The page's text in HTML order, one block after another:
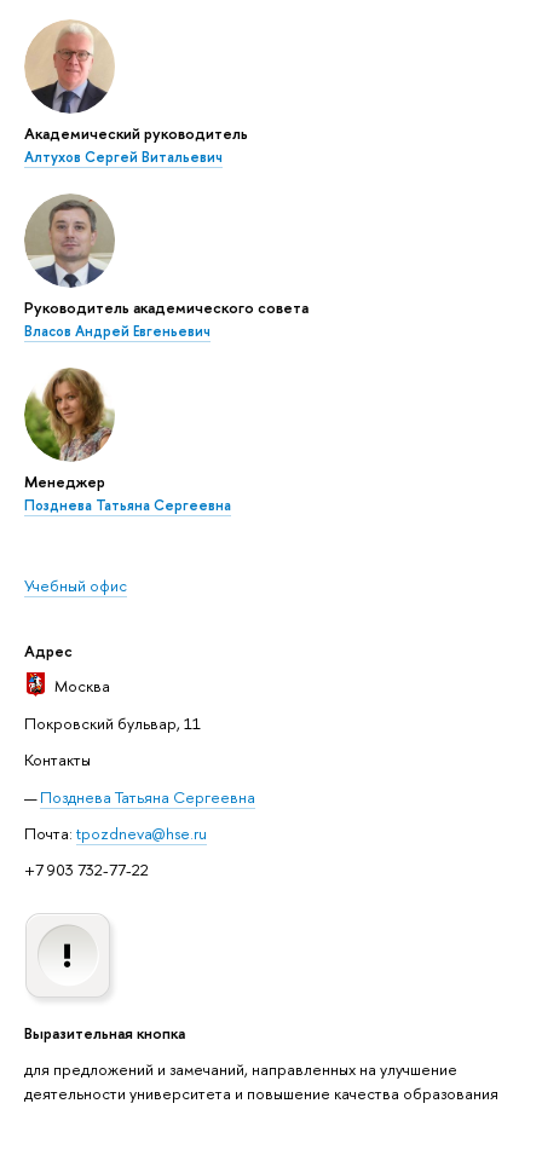
Академический руководитель
Алтухов Сергей Витальевич
Руководитель академического совета
Власов Андрей Евгеньевич
Менеджер
Позднева Татьяна Сергеевна
Учебный офис
Адрес
Москва
Покровский бульвар, 11
Контакты
Позднева Татьяна Сергеевна
Почта: tpozdneva@hse.ru
+7 903 732-77-22
Выразительная кнопка
для предложений и замечаний, направленных на улучшение
деятельности университета и повышение качества образования